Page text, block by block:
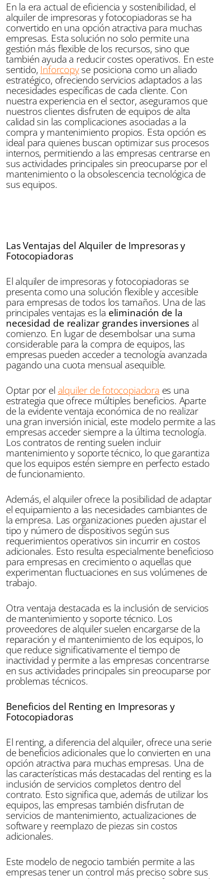
En la era actual de eficiencia y sostenibilidad, el
alquiler de impresoras y fotocopiadoras se ha
convertido en una opción atractiva para muchas
empresas. Esta solución no solo permite una
gestión más flexible de los recursos, sino que
también ayuda a reducir costes operativos. En este
sentido, Inforcopyse posiciona como un aliado
estratégico, ofreciendo servicios adaptados a las
necesidades específicas de cada cliente. Con
nuestra experiencia en el sector, aseguramos que
nuestros clientes disfruten de equipos de alta
calidad sin las complicaciones asociadas a la
compra y mantenimiento propios. Esta opción es
ideal para quienes buscan optimizar sus procesos
internos, permitiendo a las empresas centrarse en
sus actividades principales sin preocuparse por el
mantenimiento o la obsolescencia tecnológica de
sus equipos.
Las Ventajas del Alquiler de Impresoras y
Fotocopiadoras
El alquiler de impresoras y fotocopiadoras se
presenta como una solución flexible y accesible
para empresas de todos los tamaños. Una de las
principales ventajas es la eliminación de la
necesidad de realizar grandes inversiones al
comienzo. En lugar de desembolsar una suma
considerable para la compra de equipos, las
empresas pueden acceder a tecnología avanzada
pagando una cuota mensual asequible.
Optar por el alquiler de fotocopiadora es una
estrategia que ofrece múltiples beneficios. Aparte
de la evidente ventaja económica de no realizar
una gran inversión inicial, este modelo permite a las
empresas acceder siempre a la última tecnología.
Los contratos de renting suelen incluir
mantenimiento y soporte técnico, lo que garantiza
que los equipos estén siempre en perfecto estado
de funcionamiento.
Además, el alquiler ofrece la posibilidad de adaptar
el equipamiento a las necesidades cambiantes de
la empresa. Las organizaciones pueden ajustar el
tipo y número de dispositivos según sus
requerimientos operativos sin incurrir en costos
adicionales. Esto resulta especialmente beneficioso
para empresas en crecimiento o aquellas que
experimentan fluctuaciones en sus volúmenes de
trabajo.
Otra ventaja destacada es la inclusión de servicios
de mantenimiento y soporte técnico. Los
proveedores de alquiler suelen encargarse de la
reparación y el mantenimiento de los equipos, lo
que reduce significativamente el tiempo de
inactividad y permite a las empresas concentrarse
en sus actividades principales sin preocuparse por
problemas técnicos.
Beneficios del Renting en Impresoras y
Fotocopiadoras
El renting, a diferencia del alquiler, ofrece una serie
de beneficios adicionales que lo convierten en una
opción atractiva para muchas empresas. Una de
las características más destacadas del renting es la
inclusión de servicios completos dentro del
contrato. Esto significa que, además de utilizar los
equipos, las empresas también disfrutan de
servicios de mantenimiento, actualizaciones de
software y reemplazo de piezas sin costos
adicionales.
Este modelo de negocio también permite a las
empresas tener un control más preciso sobre sus